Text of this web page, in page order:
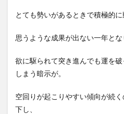
とても勢いがあるときで積極的
思うような成果が出ない一年とな
欲に駆られて突き進んでも運を
しまう暗示が。
空回りが起こりやすい傾向が続
下し、